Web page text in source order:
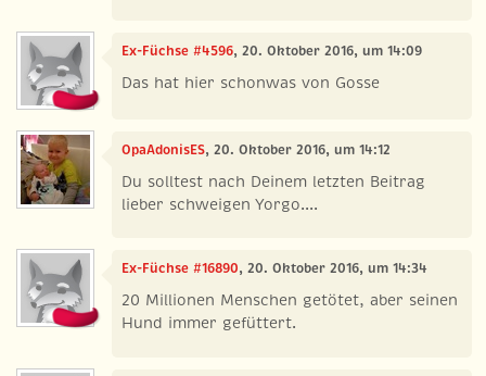
Ex-Füchse #4596, 20. Oktober 2016, um 14:09
Das hat hier schonwas von Gosse
OpaAdonisES, 20. Oktober 2016, um 14:12
Du solltest nach Deinem letzten Beitrag
lieber schweigen Yorgo....
Ex-Füchse #16890, 20. Oktober 2016, um 14:34
20 Millionen Menschen getötet, aber seinen
Hund immer gefüttert.